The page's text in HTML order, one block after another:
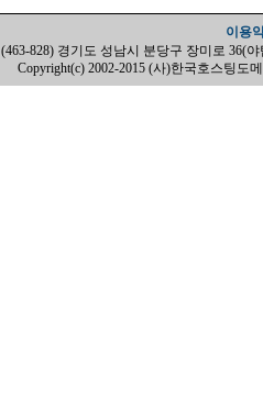
이용
(463-828) 경기도 성남시 분당구 장미로 36(
Copyright(c) 2002-2015 (사)한국호스팅도